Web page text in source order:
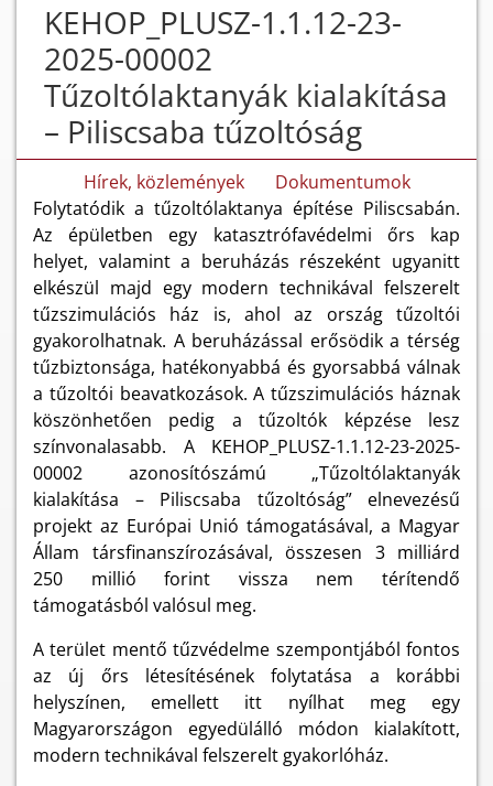
KEHOP_PLUSZ-1.1.12-23-
2025-00002
Tűzoltólaktanyák kialakítása
– Piliscsaba tűzoltóság
Hírek, közlemények
Dokumentumok
Folytatódik a tűzoltólaktanya építése Piliscsabán.
Az épületben egy katasztrófavédelmi őrs kap
helyet, valamint a beruházás részeként ugyanitt
elkészül majd egy modern technikával felszerelt
tűzszimulációs ház is, ahol az ország tűzoltói
gyakorolhatnak. A beruházással erősödik a térség
tűzbiztonsága, hatékonyabbá és gyorsabbá válnak
a tűzoltói beavatkozások. A tűzszimulációs háznak
köszönhetően pedig a tűzoltók képzése lesz
színvonalasabb. A KEHOP_PLUSZ-1.1.12-23-2025-
00002 azonosítószámú „Tűzoltólaktanyák
kialakítása – Piliscsaba tűzoltóság” elnevezésű
projekt az Európai Unió támogatásával, a Magyar
Állam társfinanszírozásával, összesen 3 milliárd
250 millió forint vissza nem térítendő
támogatásból valósul meg.
A terület mentő tűzvédelme szempontjából fontos
az új őrs létesítésének folytatása a korábbi
helyszínen, emellett itt nyílhat meg egy
Magyarországon egyedülálló módon kialakított,
modern technikával felszerelt gyakorlóház.